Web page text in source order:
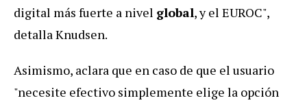
digital más fuerte a nivel global, y el EUROC",
detalla Knudsen.
Asimismo, aclara que en caso de que el usuario
"necesite efectivo simplemente elige la opción